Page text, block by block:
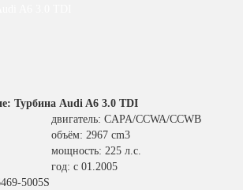
Турбина Audi A6 3.0 TDI
двигатель: CAPA/CCWA/CCWB
объём: 2967 cm3
мощность: 225 л.с.
год: с 01.2005
5005S